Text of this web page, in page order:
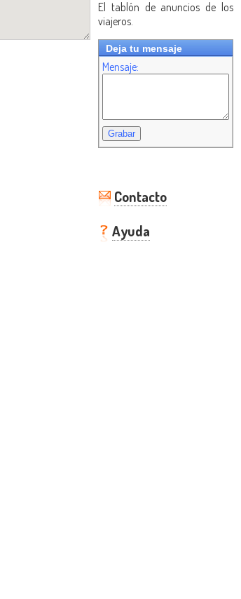
El tablón de anuncios de los
viajeros.
Deja tu mensaje
Mensaje:
Contacto
Ayuda